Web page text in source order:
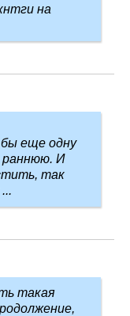
на
еще одну
раннюю. И
так
такая